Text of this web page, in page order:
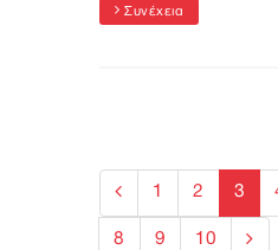
Συνέχεια
1 2 3
8 9 10